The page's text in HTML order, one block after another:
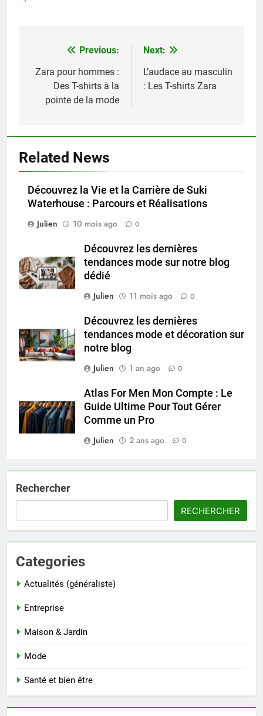
Navigation
de
l’article
Previous:
Zara pour hommes :
Des T-shirts à la
pointe de la mode
Next:
L’audace au masculin
: Les T-shirts Zara
Related News
Découvrez la Vie et la Carrière de Suki
Waterhouse : Parcours et Réalisations
Julien
10 mois ago 0
Découvrez les dernières
tendances mode sur notre blog
dédié
Julien
11 mois ago 0
Découvrez les dernières
tendances mode et décoration sur
notre blog
Julien
1 an ago 0
Atlas For Men Mon Compte : Le
Guide Ultime Pour Tout Gérer
Comme un Pro
Julien
2 ans ago 0
Rechercher
RECHERCHER
Categories
Actualités (généraliste)
Entreprise
Maison & Jardin
Mode
Santé et bien être